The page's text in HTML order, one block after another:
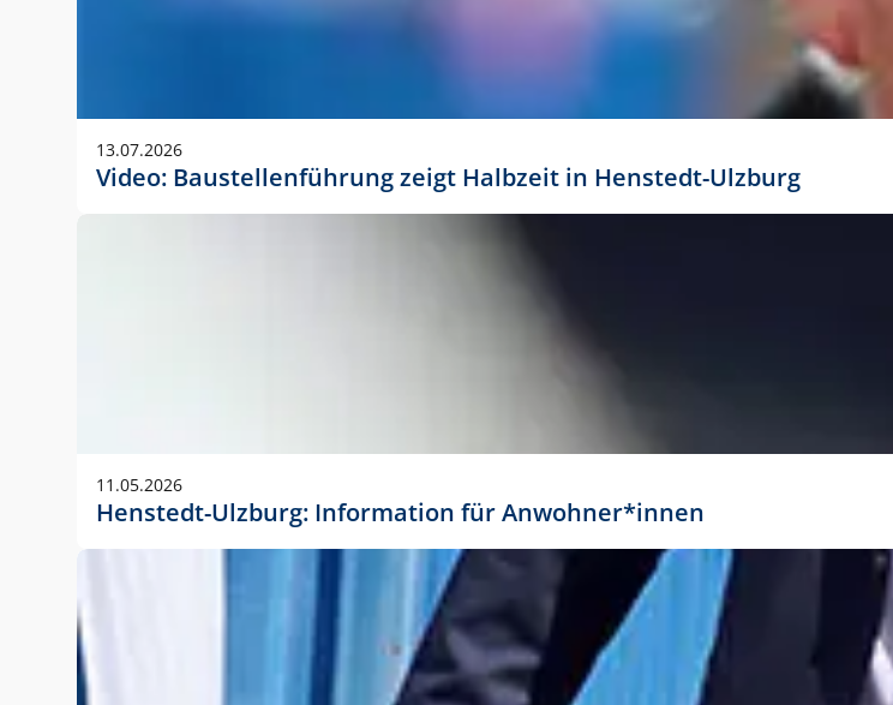
13.07.2026
Video: Baustellenführung zeigt Halbzeit in Henstedt-Ulzburg
11.05.2026
Henstedt-Ulzburg: Information für Anwohner*innen